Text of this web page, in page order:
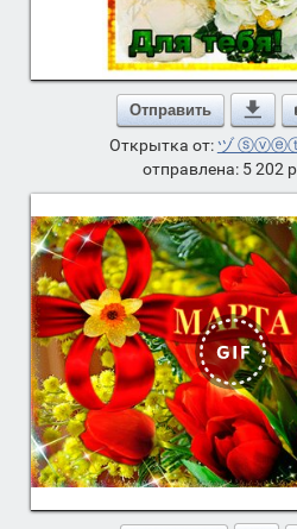
Отправить
Открытка от:ヅ
отправлена: 5 202